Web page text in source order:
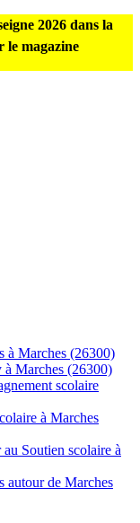
2026 dans la
le magazine
à Marches (26300)
à Marches (26300)
scolaire
à Marches
Soutien scolaire à
autour de Marches